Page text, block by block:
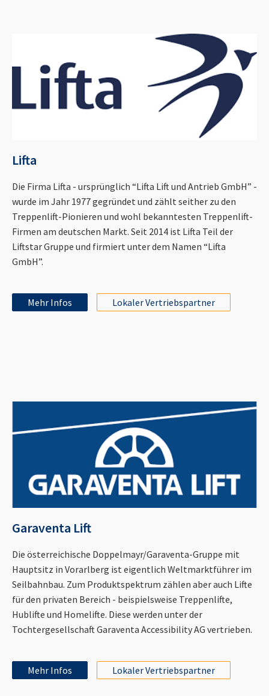
Lifta
Die Firma Lifta - ursprünglich “Lifta Lift und Antrieb GmbH” -
wurde im Jahr 1977 gegründet und zählt seither zu den
Treppenlift-Pionieren und wohl bekanntesten Treppenlift-
Firmen am deutschen Markt. Seit 2014 ist Lifta Teil der
Liftstar Gruppe und firmiert unter dem Namen “Lifta
GmbH”.
Mehr Infos Lokaler Vertriebspartner
Garaventa Lift
Die österreichische Doppelmayr/Garaventa-Gruppe mit
Hauptsitz in Vorarlberg ist eigentlich Weltmarktführer im
Seilbahnbau. Zum Produktspektrum zählen aber auch Lifte
für den privaten Bereich - beispielsweise Treppenlifte,
Hublifte und Homelifte. Diese werden unter der
Tochtergesellschaft Garaventa Accessibility AG vertrieben.
Mehr Infos Lokaler Vertriebspartner